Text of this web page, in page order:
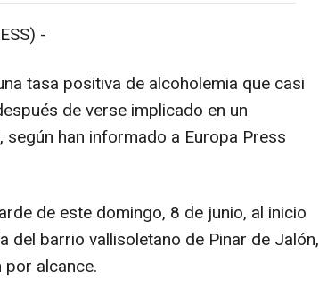
-
tasa positiva de alcoholemia que casi
de verse implicado en un
han informado a Europa Press
de este domingo, 8 de junio, al inicio
del barrio vallisoletano de Pinar de Jalón,
alcance.